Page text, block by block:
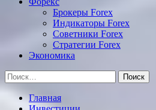
Брокеры Forex
Индикаторы Forex
Советники Forex
Стратегии Forex
Экономика
Найти:
Главная